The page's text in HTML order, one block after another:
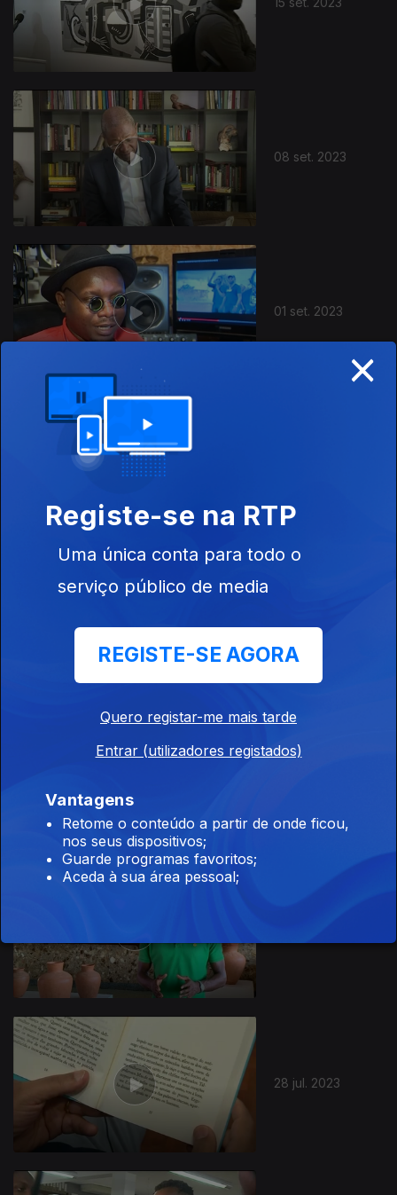
08 set. 2023
01 set. 2023
28 jul. 2023
706512
×
Registe-se na RTP
Uma única conta para todo o
serviço público de media
REGISTE-SE AGORA
Quero registar-me mais tarde
Entrar (utilizadores registados)
Vantagens
Retome o conteúdo a partir de onde ficou,
nos seus dispositivos;
Guarde programas favoritos;
Aceda à sua área pessoal;